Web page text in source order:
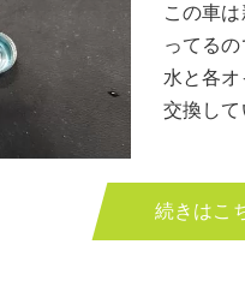
この車
ってる
水と各オ
交換して
続きはこ